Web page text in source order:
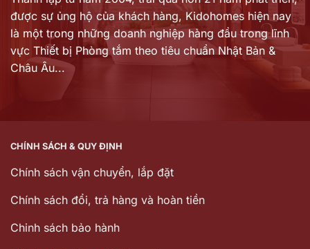
được sự ủng hộ của khách hàng, Kidohomes hiện nay
là một trong những doanh nghiệp hàng đầu trong lĩnh
vực Thiết bị Phòng tắm theo tiêu chuẩn Nhật Bản &
Châu Âu...
CHÍNH SÁCH & QUY ĐỊNH
Chính sách vận chuyển, lắp đặt
Chính sách đổi, trả hàng và hoàn tiền
Chinh sách bảo hành